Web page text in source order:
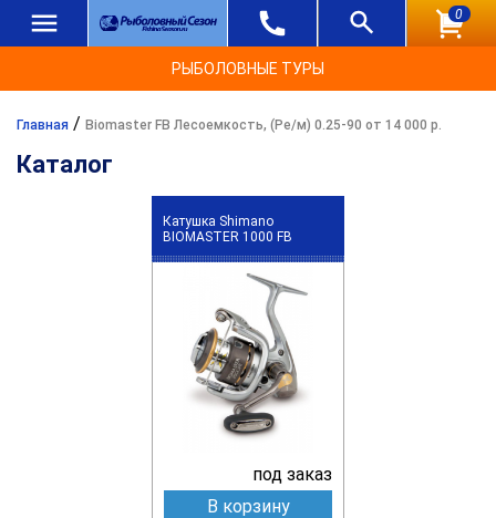
0
РЫБОЛОВНЫЕ ТУРЫ
Главная / Biomaster FB Лесоемкость, (Ре/м) 0.25-90 от 14 000 р.
Каталог
Катушка Shimano
BIOMASTER 1000 FB
под заказ
В корзину